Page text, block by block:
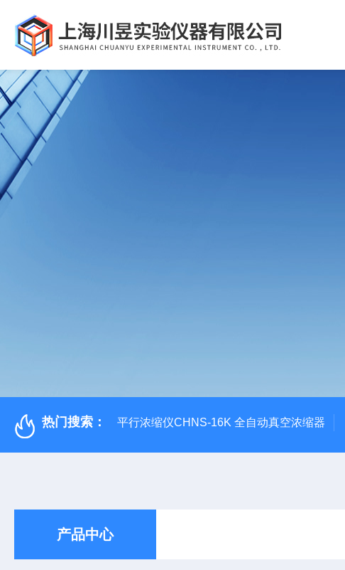
热门搜索： 平行浓缩仪CHNS-16K 全自动真空浓缩器
产品中心